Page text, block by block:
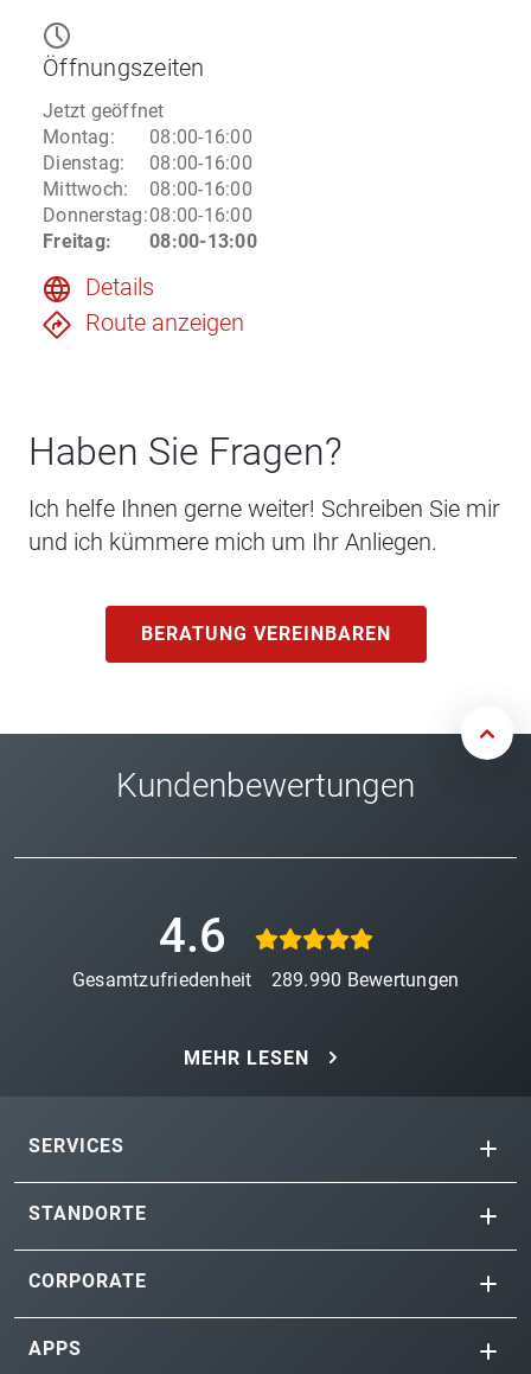
Öffnungszeiten
Jetzt geöffnet
Montag:
08:00-16:00
Dienstag:
08:00-16:00
Mittwoch:
08:00-16:00
Donnerstag:08:00-16:00
Freitag: 08:00-13:00
Details
Route anzeigen
Haben Sie Fragen?
Ich helfe Ihnen gerne weiter! Schreiben Sie mir
und ich kümmere mich um Ihr Anliegen.
BERATUNG VEREINBAREN
Kundenbewertungen
4.6
Gesamtzufriedenheit 289.990 Bewertungen
MEHR LESEN
SERVICES
STANDORTE
CORPORATE
APPS